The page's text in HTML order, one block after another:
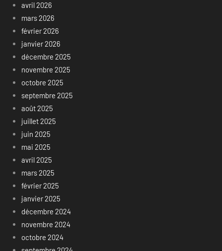
avril 2026
mars 2026
février 2026
janvier 2026
décembre 2025
novembre 2025
octobre 2025
septembre 2025
août 2025
juillet 2025
juin 2025
mai 2025
avril 2025
mars 2025
février 2025
janvier 2025
décembre 2024
novembre 2024
octobre 2024